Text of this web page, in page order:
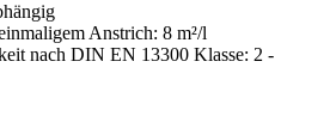
Anstrich: 8 m²/l
nach DIN EN 13300 Klasse: 2 -